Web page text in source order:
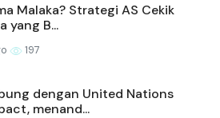
Malaka? Strategi AS Cekik
yang B...
197
dengan United Nations
menand...